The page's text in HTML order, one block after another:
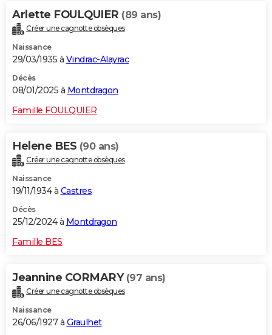
Arlette FOULQUIER (89 ans)
Créer une cagnotte obsèques
Naissance
29/03/1935 à Vindrac-Alayrac
Décès
08/01/2025 à Montdragon
Famille FOULQUIER
Helene BES (90 ans)
Créer une cagnotte obsèques
Naissance
19/11/1934 à Castres
Décès
25/12/2024 à Montdragon
Famille BES
Jeannine CORMARY (97 ans)
Créer une cagnotte obsèques
Naissance
26/06/1927 à Graulhet